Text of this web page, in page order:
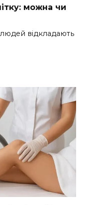
можна чи
людей відкладають